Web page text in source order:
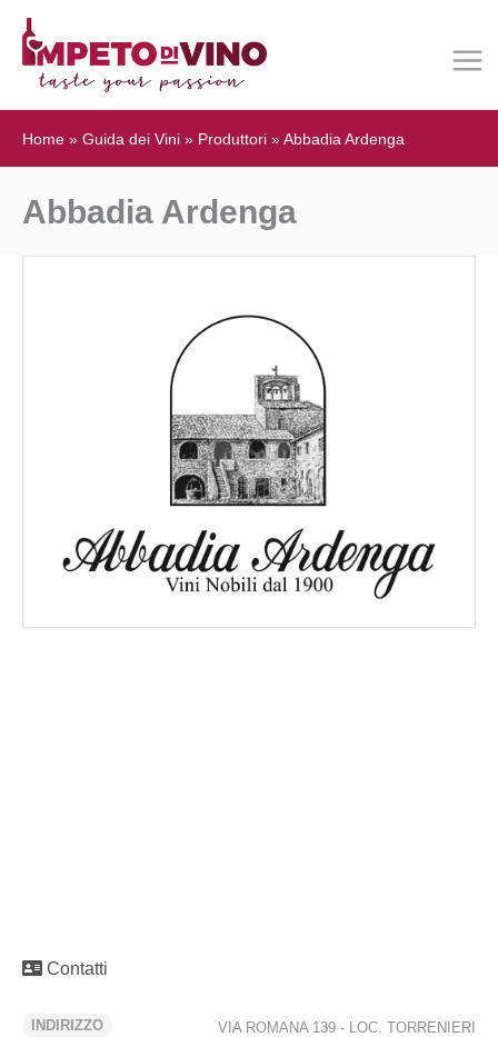
Home » Guida dei Vini » Produttori »Abbadia Ardenga
Abbadia Ardenga
Contatti
INDIRIZZO VIA ROMANA 139 - LOC. TORRENIERI